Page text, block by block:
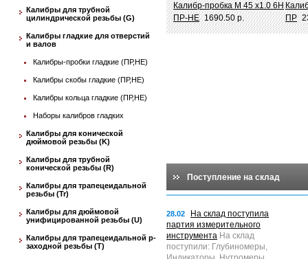
Калибры для трубной
цилиндрической резьбы (G)
Калибры гладкие для отверстий
и валов
Калибры-пробки гладкие (ПР,НЕ)
Калибры скобы гладкие (ПР,НЕ)
Калибры кольца гладкие (ПР,НЕ)
Наборы калибров гладких
Калибры для конической
дюймовой резьбы (K)
Калибры для трубной
конической резьбы (R)
Калибры для трапецеидальной
резьбы (Tr)
Калибры для дюймовой
унифицированной резьбы (U)
Калибры для трапецеидальной p-
заходной резьбы (T)
Калибр-пробка М 45 х1.0 6Н
ПР-НЕ 1690.50 р.
ПР
Поступление на склад
28.02
На склад поступила
партия измерительного
инструмента На склад
поступили: Глубиномеры,